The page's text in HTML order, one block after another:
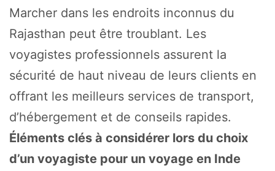
Marcher dans les endroits inconnus du
Rajasthan peut être troublant. Les
voyagistes professionnels assurent la
sécurité de haut niveau de leurs clients en
offrant les meilleurs services de transport,
d’hébergement et de conseils rapides.
Éléments clés à considérer lors du choix
d’un voyagiste pour un voyage en Inde